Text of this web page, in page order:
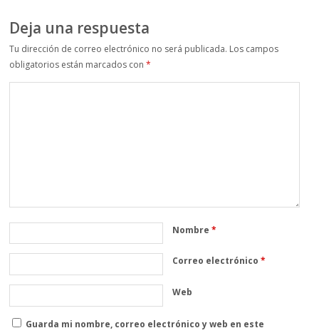
Deja una respuesta
Tu dirección de correo electrónico no será publicada. Los campos
obligatorios están marcados con*
Nombre*
Correo electrónico*
Web
Guarda mi nombre, correo electrónico y web en este